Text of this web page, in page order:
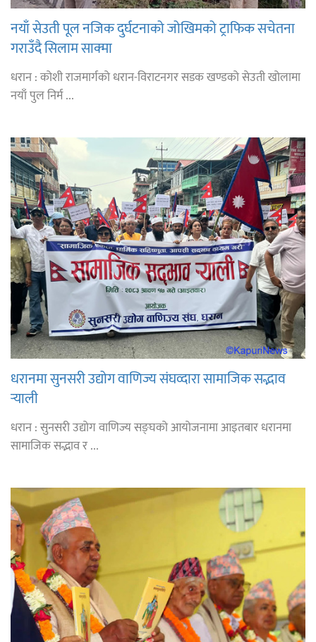
नयाँ सेउती पूल नजिक दुर्घटनाको जोखिमको ट्राफिक सचेतना
गराउँदै सिलाम साक्मा
धरान : कोशी राजमार्गको धरान-विराटनगर सडक खण्डको सेउती खोलामा
नयाँ पुल निर्म ...
धरानमा सुनसरी उद्योग वाणिज्य संघव्दारा सामाजिक सद्भाव
र्‍याली
धरान : सुनसरी उद्योग वाणिज्य सङ्घको आयोजनामा आइतबार धरानमा
सामाजिक सद्भाव र ...